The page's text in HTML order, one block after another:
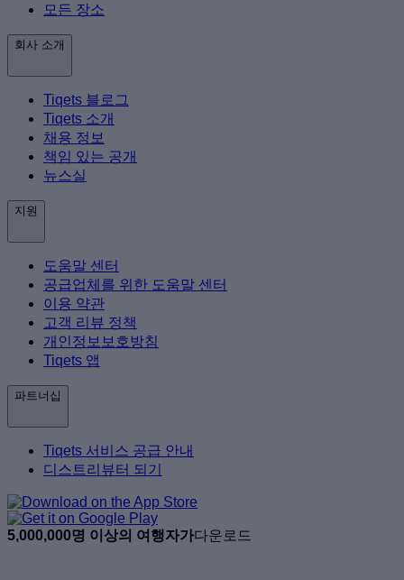
모든 장소
회사 소개
Tiqets 블로그
Tiqets 소개
채용 정보
책임 있는 공개
뉴스실
지원
도움말 센터
공급업체를 위한 도움말 센터
이용 약관
고객 리뷰 정책
개인정보보호방침
Tiqets 앱
파트너십
Tiqets 서비스 공급 안내
디스트리뷰터 되기
5,000,000명 이상의 여행자가다운로드